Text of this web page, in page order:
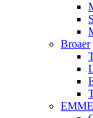
Broaer